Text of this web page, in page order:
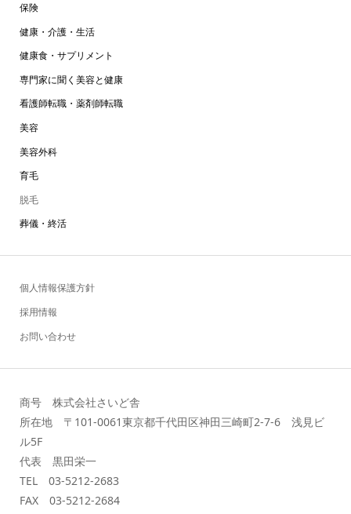
保険
健康・介護・生活
健康食・サプリメント
専門家に聞く美容と健康
看護師転職・薬剤師転職
美容
美容外科
育毛
脱毛
葬儀・終活
個人情報保護方針
採用情報
お問い合わせ
商号 株式会社さいど舎
所在地 〒101-0061東京都千代田区神田三崎町2-7-6 浅見ビ
ル5F
代表 黒田栄一
TEL 03-5212-2683
FAX 03-5212-2684